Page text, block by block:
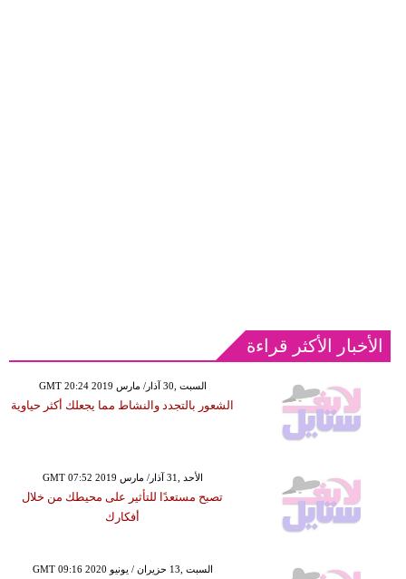
الأخبار الأكثر قراءة
GMT 20:24 2019 السبت ,30 آذار/ مارس
الشعور بالتجدد والنشاط مما يجعلك أكثر حياوية
GMT 07:52 2019 الأحد ,31 آذار/ مارس
تصبح مستعدًا للتأثير على محيطك من خلال
أفكارك
GMT 09:16 2020 السبت ,13 حزيران / يونيو